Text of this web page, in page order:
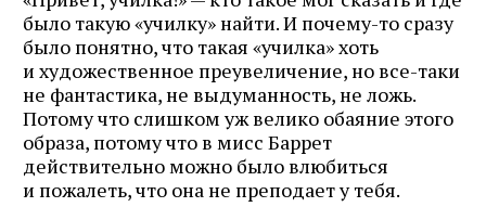
было такую «училку» найти. И почему-то сразу
было понятно, что такая «училка» хоть
и художественное преувеличение, но все-таки
не фантастика, не выдуманность, не ложь.
Потому что слишком уж велико обаяние этого
образа, потому что в мисс Баррет
действительно можно было влюбиться
и пожалеть, что она не преподает у тебя.